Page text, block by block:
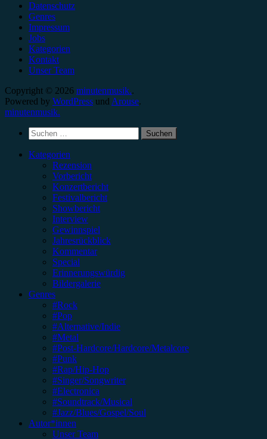
Datenschutz
Genres
Impressum
Jobs
Kategorien
Kontakt
Unser Team
Copyright © 2026 minutenmusik..
Powered by WordPress und Arouse.
minutenmusik.
Suchen
nach:
Kategorien
Rezension
Vorbericht
Konzertbericht
Festivalbericht
Showbericht
Interview
Gewinnspiel
Jahresrückblick
Kommentar
Special
Erinnerungswürdig
Bildergalerie
Genres
#Rock
#Pop
#Alternative/Indie
#Metal
#Post-Hardcore/Hardcore/Metalcore
#Punk
#Rap/Hip-Hop
#Singer/Songwriter
#Electronica
#Soundtrack/Musical
#Jazz/Blues/Gospel/Soul
Autor*innen
Unser Team